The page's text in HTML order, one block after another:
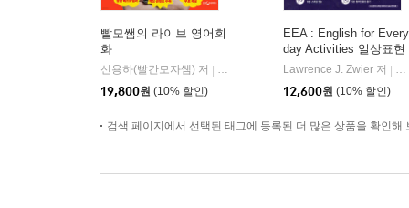
빨모쌤의 라이브 영어회
화
신용하(빨간모자쌤) 저
웅진지식하우스
19,800원 (10% 할인)
EEA : English for Every
day Activities 일상표현
낭독편
Lawrence J. Zwier 저
12,600원 (10% 할인)
검색 페이지에서 선택된 태그에 등록된 더 많은 상품을 확인해